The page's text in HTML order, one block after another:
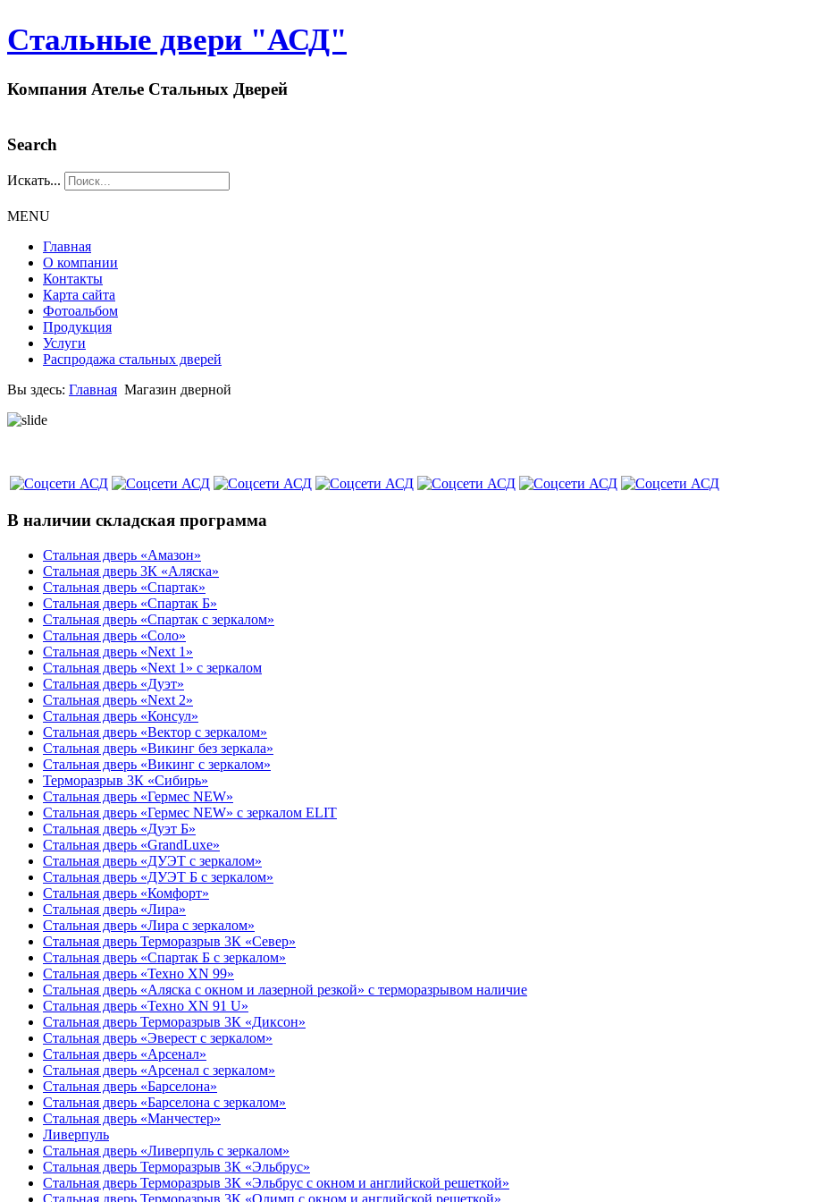
Стальные двери "АСД"
Компания Ателье Стальных Дверей
Search
Искать...
MENU
Главная
О компании
Контакты
Карта сайта
Фотоальбом
Продукция
Услуги
Распродажа стальных дверей
Вы здесь: Главная Магазин дверной
В наличии складская программа
Стальная дверь «Амазон»
Стальная дверь 3К «Аляска»
Стальная дверь «Спартак»
Стальная дверь «Спартак Б»
Стальная дверь «Спартак с зеркалом»
Стальная дверь «Соло»
Стальная дверь «Next 1»
Стальная дверь «Next 1» с зеркалом
Стальная дверь «Дуэт»
Стальная дверь «Next 2»
Стальная дверь «Консул»
Стальная дверь «Вектор с зеркалом»
Стальная дверь «Викинг без зеркала»
Стальная дверь «Викинг c зеркалом»
Терморазрыв 3К «Сибирь»
Стальная дверь «Гермес NEW»
Стальная дверь «Гермес NEW» с зеркалом ELIT
Стальная дверь «Дуэт Б»
Стальная дверь «GrandLuxe»
Стальная дверь «ДУЭТ с зеркалом»
Стальная дверь «ДУЭТ Б с зеркалом»
Стальная дверь «Комфорт»
Стальная дверь «Лира»
Стальная дверь «Лира с зеркалом»
Стальная дверь Терморазрыв 3К «Север»
Стальная дверь «Спартак Б с зеркалом»
Стальная дверь «Техно XN 99»
Стальная дверь «Аляска с окном и лазерной резкой» с терморазрывом наличие
Стальная дверь «Техно XN 91 U»
Стальная дверь Терморазрыв 3К «Диксон»
Стальная дверь «Эверест с зеркалом»
Стальная дверь «Арсенал»
Стальная дверь «Арсенал с зеркалом»
Стальная дверь «Барселона»
Стальная дверь «Барселона с зеркалом»
Стальная дверь «Манчестер»
Ливерпуль
Стальная дверь «Ливерпуль с зеркалом»
Стальная дверь Терморазрыв 3К «Эльбрус»
Стальная дверь Терморазрыв 3К «Эльбрус с окном и английской решеткой»